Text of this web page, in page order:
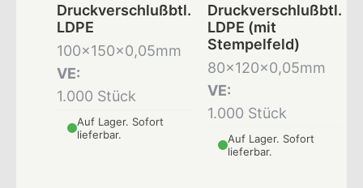
Druckverschlußbtl.
LDPE
100x150x0,05mm
VE:
1.000 Stück
Auf Lager. Sofort
lieferbar.
Druckverschlußbtl.
LDPE (mit
Stempelfeld)
80x120x0,05mm
VE:
1.000 Stück
Auf Lager. Sofort
lieferbar.